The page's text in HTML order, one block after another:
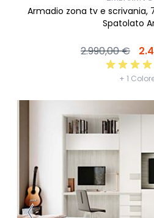
Armadio zona tv e scrivania,
Spatolato
2.990,00 €
+ 1